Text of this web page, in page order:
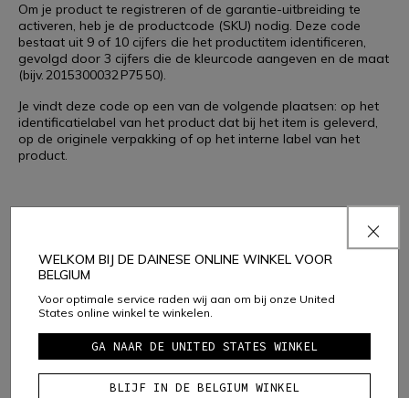
Om je product te registreren of de garantie-uitbreiding te
activeren, heb je de productcode (SKU) nodig. Deze code
bestaat uit 9 of 10 cijfers die het productitem identificeren,
gevolgd door 3 cijfers die de kleurcode aangeven en de maat
(bijv. 2015300032 P75 50).
Je vindt deze code op een van de volgende plaatsen: op het
identificatielabel van het product dat bij het item is geleverd,
op de originele verpakking of op het interne label van het
product.
WELKOM BIJ DE DAINESE ONLINE WINKEL VOOR
BELGIUM
Voor optimale service raden wij aan om bij onze United
States online winkel te winkelen.
GA NAAR DE UNITED STATES WINKEL
BLIJF IN DE BELGIUM WINKEL